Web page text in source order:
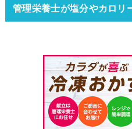
管理栄養士が塩分やカロリ